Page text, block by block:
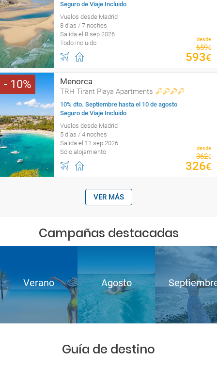
Seguro de Viaje Incluido
Vuelos desde Madrid
8 días / 7 noches
Salida el 8 sep 2026
Todo incluido
desde
659€
593€
10 Menorca
TRH Tirant Playa Apartments
10% dto. Septiembre hasta el 10 de agosto
Seguro de Viaje Incluido
Vuelos desde Madrid
5 días / 4 noches
Salida el 11 sep 2026
Sólo alojamiento
desde
362€
326€
VER MÁS
Campañas destacadas
Verano Agosto
Guía de destino